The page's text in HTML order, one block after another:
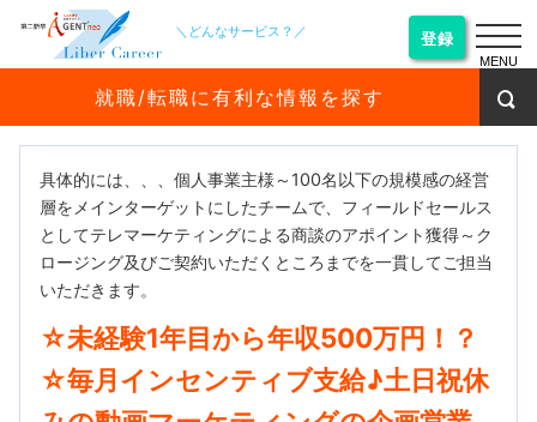
＼どんなサービス？／ 登録
就職/転職に有利な情報を探す
具体的には、、、個人事業主様～100名以下の規模感の経営
層をメインターゲットにしたチームで、フィールドセールス
としてテレマーケティングによる商談のアポイント獲得～ク
ロージング及びご契約いただくところまでを一貫してご担当
いただきます。
☆未経験1年目から年収500万円！？
☆毎月インセンティブ支給♪土日祝休
MENU